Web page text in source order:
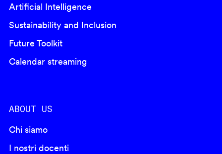
Artificial Intelligence
Sustainability and Inclusion
Future Toolkit
Calendar streaming
ABOUT US
Chi siamo
I nostri docenti